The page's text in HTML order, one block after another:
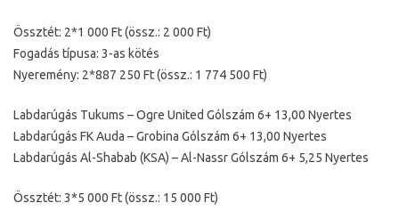
Össztét: 2*1 000 Ft (össz.: 2 000 Ft)
Fogadás típusa: 3-as kötés
Nyeremény: 2*887 250 Ft (össz.: 1 774 500 Ft)
Labdarúgás Tukums – Ogre United Gólszám 6+ 13,00 Nyertes
Labdarúgás FK Auda – Grobina Gólszám 6+ 13,00 Nyertes
Labdarúgás Al-Shabab (KSA) – Al-Nassr Gólszám 6+ 5,25 Nyertes
Össztét: 3*5 000 Ft (össz.: 15 000 Ft)